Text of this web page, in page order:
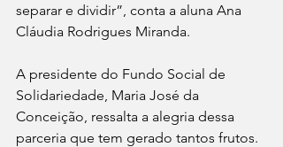
separar e dividir”, conta a aluna Ana
Cláudia Rodrigues Miranda.
A presidente do Fundo Social de
Solidariedade, Maria José da
Conceição, ressalta a alegria dessa
parceria que tem gerado tantos frutos.